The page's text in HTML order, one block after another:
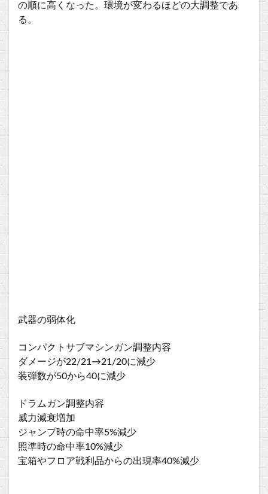
の順に高くなった。環境が変わるほどの大調整であ
る。
武器の弱体化
コンパクトサブマシンガン調整内容
ダメージが22/21→21/20に減少
装弾数が50から40に減少
ドラムガン調整内容
威力減衰増加
ジャンプ時の命中率5%減少
照準時の命中率10%減少
宝箱やフロア戦利品からの出現率40%減少